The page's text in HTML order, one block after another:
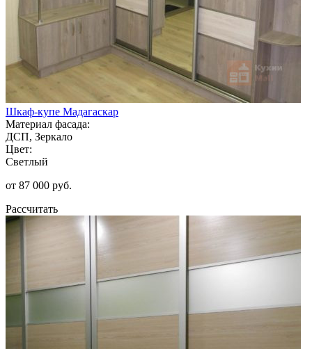
Шкаф-купе Мадагаскар
Материал фасада:
ДСП, Зеркало
Цвет:
Светлый
от 87 000 руб.
Рассчитать